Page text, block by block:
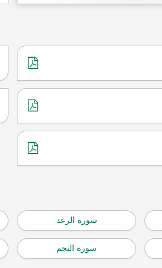
سورة الرعد
سورة النجم